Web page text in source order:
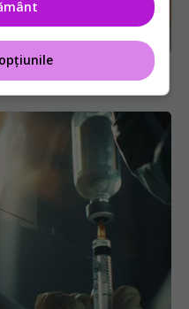
incidența AVC-urilor
injecție": diferența care
oamenilor în știință